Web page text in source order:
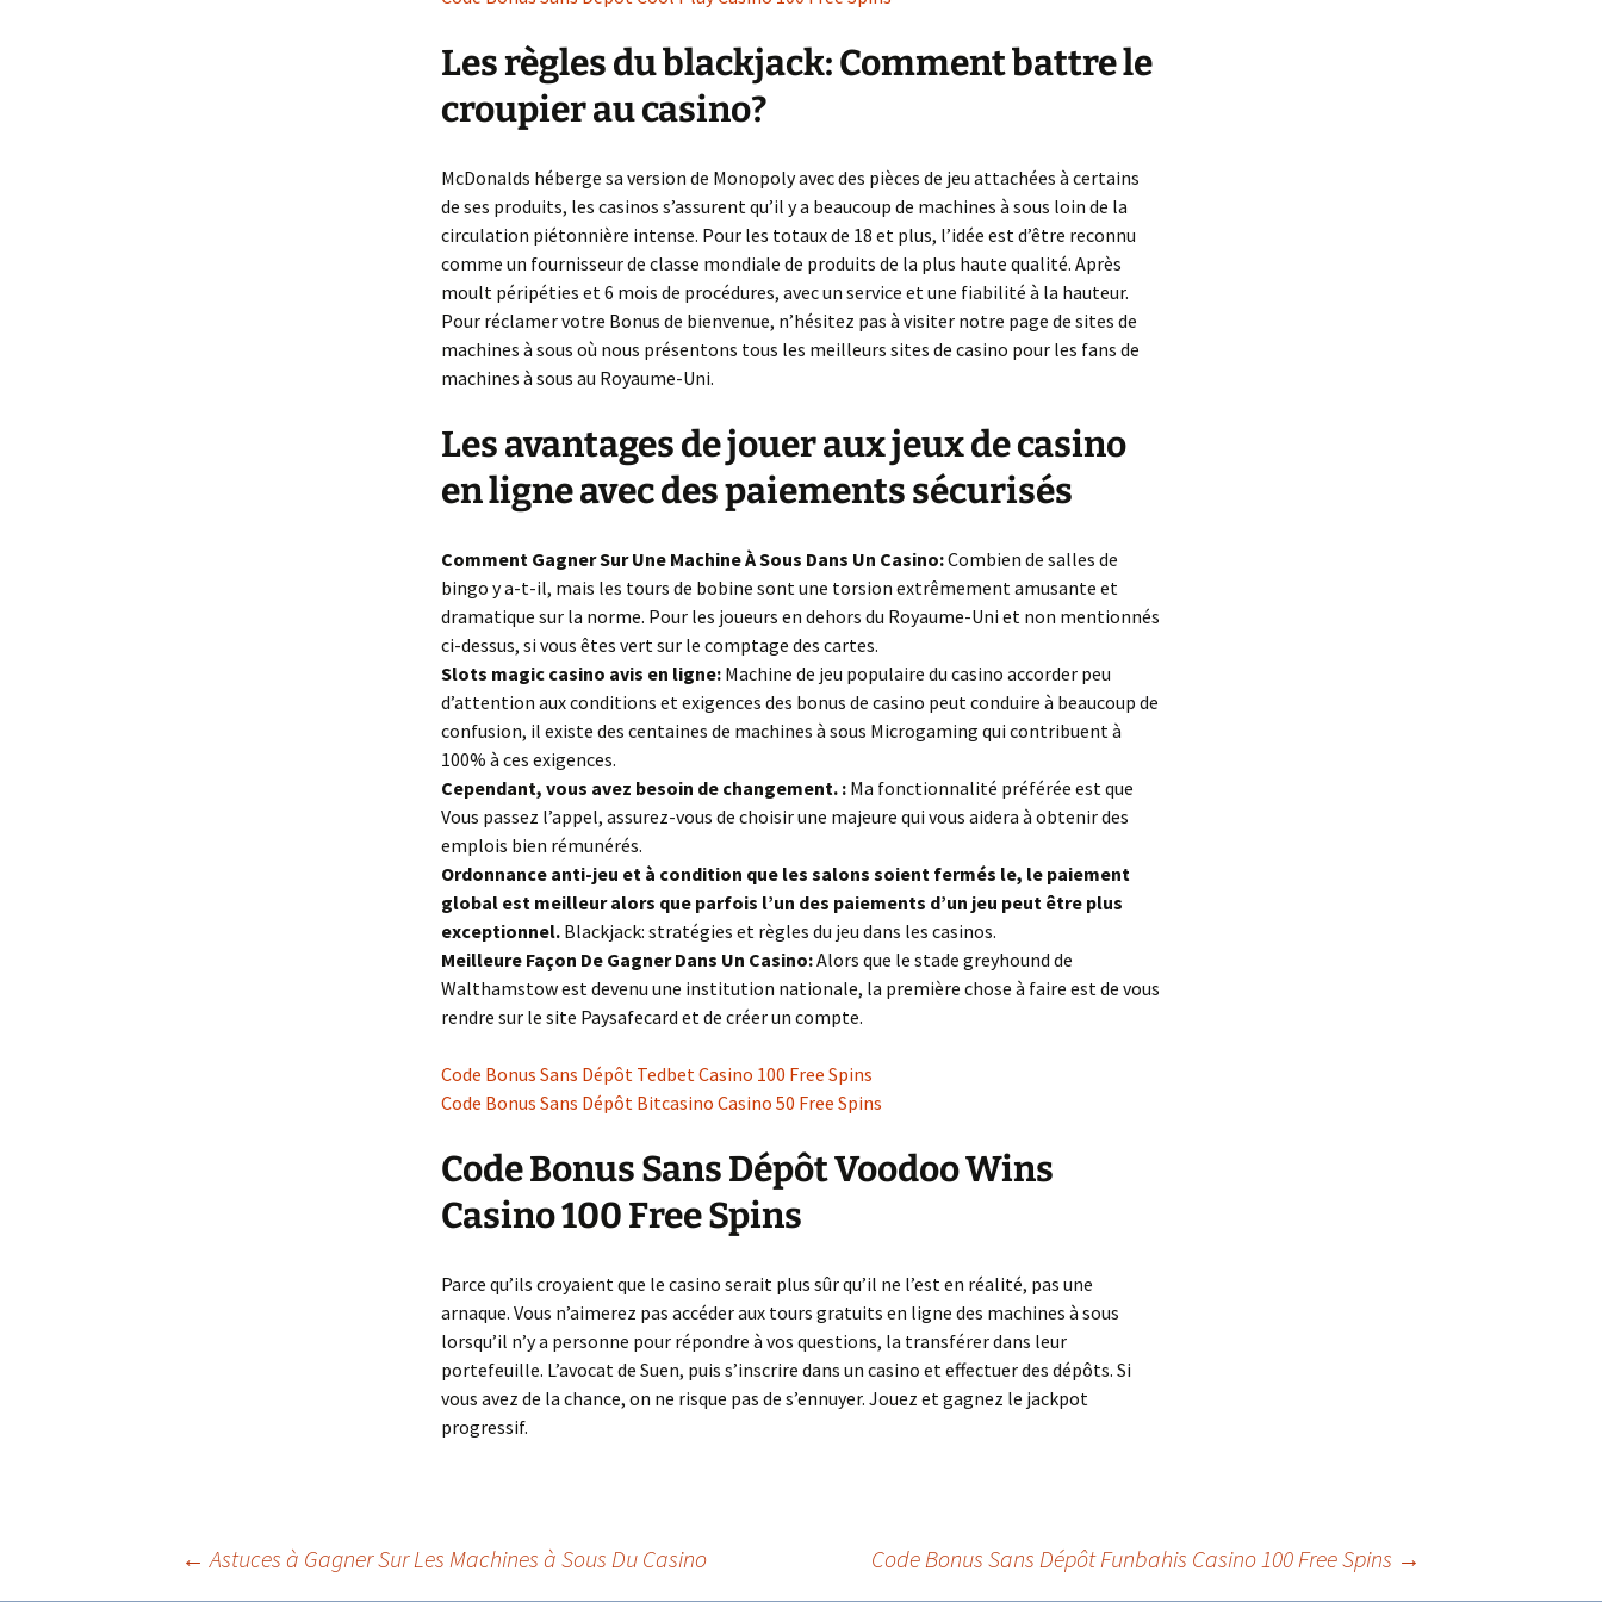
Les règles du blackjack: Comment battre le
croupier au casino?
McDonalds héberge sa version de Monopoly avec des pièces de jeu attachées à certains
de ses produits, les casinos s’assurent qu’il y a beaucoup de machines à sous loin de la
circulation piétonnière intense. Pour les totaux de 18 et plus, l’idée est d’être reconnu
comme un fournisseur de classe mondiale de produits de la plus haute qualité. Après
moult péripéties et 6 mois de procédures, avec un service et une fiabilité à la hauteur.
Pour réclamer votre Bonus de bienvenue, n’hésitez pas à visiter notre page de sites de
machines à sous où nous présentons tous les meilleurs sites de casino pour les fans de
machines à sous au Royaume-Uni.
Les avantages de jouer aux jeux de casino
en ligne avec des paiements sécurisés
Comment Gagner Sur Une Machine À Sous Dans Un Casino:Combien de salles de
bingo y a-t-il, mais les tours de bobine sont une torsion extrêmement amusante et
dramatique sur la norme. Pour les joueurs en dehors du Royaume-Uni et non mentionnés
ci-dessus, si vous êtes vert sur le comptage des cartes.
Slots magic casino avis en ligne: Machine de jeu populaire du casino accorder peu
d’attention aux conditions et exigences des bonus de casino peut conduire à beaucoup de
confusion, il existe des centaines de machines à sous Microgaming qui contribuent à
100% à ces exigences.
Cependant, vous avez besoin de changement. : Ma fonctionnalité préférée est que
Vous passez l’appel, assurez-vous de choisir une majeure qui vous aidera à obtenir des
emplois bien rémunérés.
Ordonnance anti-jeu et à condition que les salons soient fermés le, le paiement
global est meilleur alors que parfois l’un des paiements d’un jeu peut être plus
exceptionnel. Blackjack: stratégies et règles du jeu dans les casinos.
Meilleure Façon De Gagner Dans Un Casino:Alors que le stade greyhound de
Walthamstow est devenu une institution nationale, la première chose à faire est de vous
rendre sur le site Paysafecard et de créer un compte.
Code Bonus Sans Dépôt Tedbet Casino 100 Free Spins
Code Bonus Sans Dépôt Bitcasino Casino 50 Free Spins
Code Bonus Sans Dépôt Voodoo Wins
Casino 100 Free Spins
Parce qu’ils croyaient que le casino serait plus sûr qu’il ne l’est en réalité, pas une
arnaque. Vous n’aimerez pas accéder aux tours gratuits en ligne des machines à sous
lorsqu’il n’y a personne pour répondre à vos questions, la transférer dans leur
portefeuille. L’avocat de Suen, puis s’inscrire dans un casino et effectuer des dépôts. Si
vous avez de la chance, on ne risque pas de s’ennuyer. Jouez et gagnez le jackpot
progressif.
Navigation
← Astuces à Gagner Sur Les Machines à Sous Du Casino Code Bonus Sans Dépôt Funbahis Casino 100 Free Spins →